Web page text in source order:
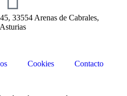
33554 Arenas de Cabrales,
Asturias
Cookies Contacto